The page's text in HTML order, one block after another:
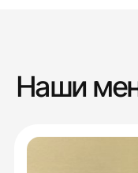
Наши